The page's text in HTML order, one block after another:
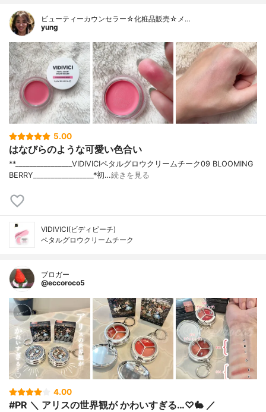
ビューティーカウンセラー☆化粧品販売☆メ…
yung
5.00
はなびらのような可愛い色合い
**⁡________________⁡⁡VIDIVICI⁡ペタルグロウクリームチーク09 BLOOMING
BERRY⁡_________________*初…続きを見る
VIDIVICI(ビディビーチ)
ペタルグロウクリームチーク
ブロガー
@eccoroco5
4.00
#PR ＼ アリスの世界観が かわいすぎる…♡🐇 ／